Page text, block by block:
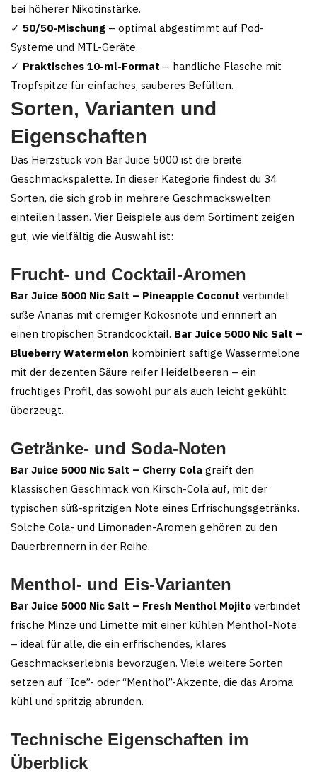
bei höherer Nikotinstärke.
✓ 50/50-Mischung – optimal abgestimmt auf Pod-
Systeme und MTL-Geräte.
✓ Praktisches 10-ml-Format – handliche Flasche mit
Tropfspitze für einfaches, sauberes Befüllen.
Sorten, Varianten und
Eigenschaften
Das Herzstück von Bar Juice 5000 ist die breite
Geschmackspalette. In dieser Kategorie findest du 34
Sorten, die sich grob in mehrere Geschmackswelten
einteilen lassen. Vier Beispiele aus dem Sortiment zeigen
gut, wie vielfältig die Auswahl ist:
Frucht- und Cocktail-Aromen
Bar Juice 5000 Nic Salt – Pineapple Coconut verbindet
süße Ananas mit cremiger Kokosnote und erinnert an
einen tropischen Strandcocktail. Bar Juice 5000 Nic Salt –
Blueberry Watermelon kombiniert saftige Wassermelone
mit der dezenten Säure reifer Heidelbeeren – ein
fruchtiges Profil, das sowohl pur als auch leicht gekühlt
überzeugt.
Getränke- und Soda-Noten
Bar Juice 5000 Nic Salt – Cherry Cola greift den
klassischen Geschmack von Kirsch-Cola auf, mit der
typischen süß-spritzigen Note eines Erfrischungsgetränks.
Solche Cola- und Limonaden-Aromen gehören zu den
Dauerbrennern in der Reihe.
Menthol- und Eis-Varianten
Bar Juice 5000 Nic Salt – Fresh Menthol Mojito verbindet
frische Minze und Limette mit einer kühlen Menthol-Note
– ideal für alle, die ein erfrischendes, klares
Geschmackserlebnis bevorzugen. Viele weitere Sorten
setzen auf “Ice”- oder “Menthol”-Akzente, die das Aroma
kühl und spritzig abrunden.
Technische Eigenschaften im
Überblick